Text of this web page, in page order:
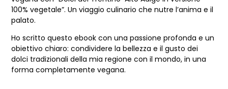
100% vegetale”. Un viaggio culinario che nutre l’anima e il
palato.
Ho scritto questo ebook con una passione profonda e un
obiettivo chiaro: condividere la bellezza e il gusto dei
dolci tradizionali della mia regione con il mondo, in una
forma completamente vegana.